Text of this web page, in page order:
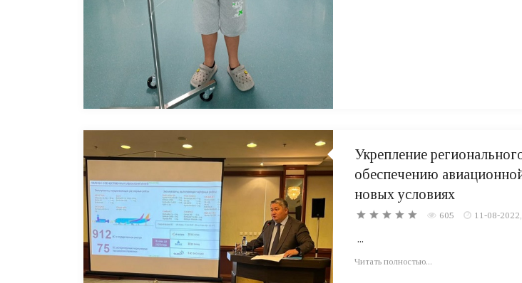
Укрепление
обеспечению
новых условиях
605 11-08-
...
Читать полностью...